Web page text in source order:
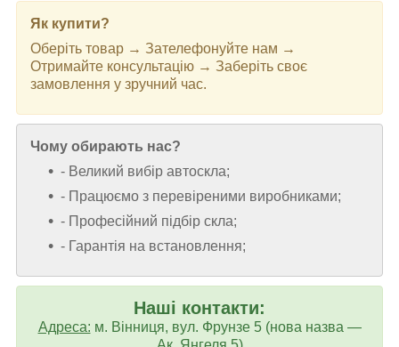
Як купити?
Оберіть товар → Зателефонуйте нам →
Отримайте консультацію → Заберіть своє
замовлення у зручний час.
Чому обирають нас?
- Великий вибір автоскла;
- Працюємо з перевіреними виробниками;
- Професійний підбір скла;
- Гарантія на встановлення;
Наші контакти:
Адреса: м. Вінниця, вул. Фрунзе 5 (нова назва —